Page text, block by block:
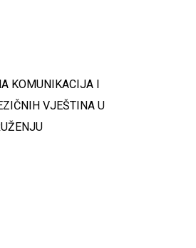
KOMUNIKACIJA I
VJEŠTINA U